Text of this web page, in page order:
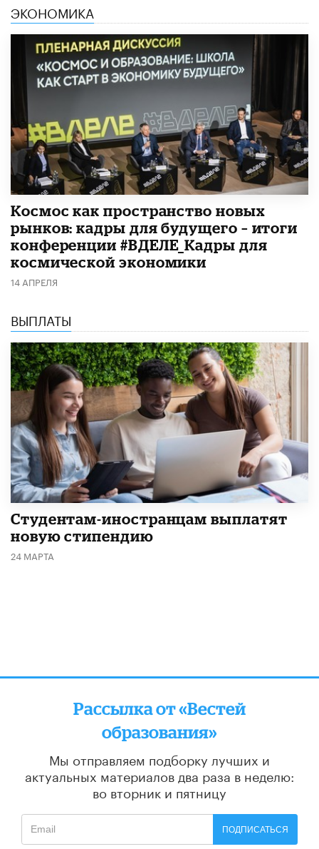
ЭКОНОМИКА
Космос как пространство новых
рынков: кадры для будущего – итоги
конференции #ВДЕЛЕ_Кадры для
космической экономики
14 АПРЕЛЯ
ВЫПЛАТЫ
Студентам-иностранцам выплатят
новую стипендию
24 МАРТА
Рассылка от «Вестей
образования»
Мы отправляем подборку лучших и
актуальных материалов два раза в неделю:
во вторник и пятницу
ПОДПИСАТЬСЯ